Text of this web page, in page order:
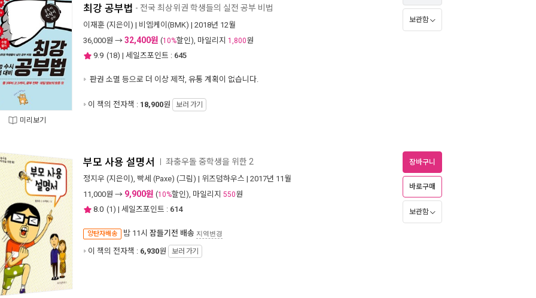
미리보기
최강 공부법 - 전국 최상위권 학생들의 실전 공부 비법
이재훈 (지은이) | 비엠케이(BMK) | 2018년 12월
36,000원 → 32,400원 (10%할인), 마일리지 1,800원
9.9 (18) | 세일즈포인트 : 645
판권 소멸 등으로 더 이상 제작, 유통 계획이 없습니다.
이 책의 전자책 : 18,900원 보러 가기
보관함
부모 사용 설명서 좌충우돌 중학생을 위한 2
정지우 (지은이), 빡세 (Paxe) (그림) | 위즈덤하우스 | 2017년 11월
11,000원 → 9,900원 (10%할인), 마일리지 550원
8.0 (1) | 세일즈포인트 : 614
양탄자배송 밤 11시 잠들기전 배송 지역변경
이 책의 전자책 : 6,930원 보러 가기
장바구니
바로구매
보관함